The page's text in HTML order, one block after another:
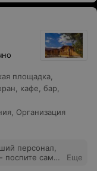
площадка,
кафе, бар,
, Организация
персонал,
поспите сами
Еще